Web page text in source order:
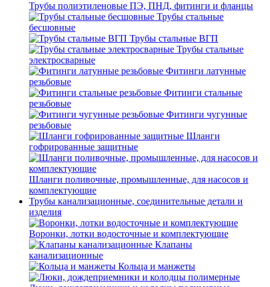
Трубы полиэтиленовые ПЭ, ПНД, фитинги и фланцы
Трубы стальные
бесшовные
Трубы стальные ВГП
Трубы стальные
электросварные
Фитинги латунные
резьбовые
Фитинги стальные
резьбовые
Фитинги чугунные
резьбовые
Шланги
гофрированные защитные
Шланги поливочные, промышленные, для насосов и
комплектующие
Трубы канализационные, соединительные детали и
изделия
Воронки, лотки водосточные и комплектующие
Клапаны
канализационные
Кольца и манжеты